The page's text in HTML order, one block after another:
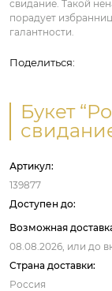
свидание. Такой
порадует
галантности.
Поделиться:
Букет
Артикул:
139877
Доступен до:
Возможная
08.08.2026, или до
Страна доставки:
Россия